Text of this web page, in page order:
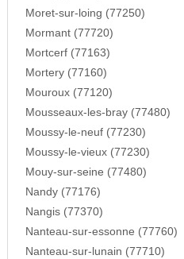
Moret-sur-loing (77250)
Mormant (77720)
Mortcerf (77163)
Mortery (77160)
Mouroux (77120)
Mousseaux-les-bray (77480)
Moussy-le-neuf (77230)
Moussy-le-vieux (77230)
Mouy-sur-seine (77480)
Nandy (77176)
Nangis (77370)
Nanteau-sur-essonne (77760)
Nanteau-sur-lunain (77710)